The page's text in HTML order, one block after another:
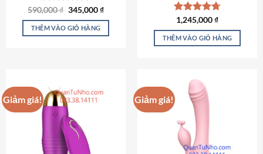
Được xếp
hạng4.79
5 sao
590,000₫ Giá
là:
590,000 ₫.
345,000₫Giá
tại
345,000 ₫.
THÊM VÀO GIỎ HÀNG
Được xếp
hạng4.73
5 sao
1,245,000₫
THÊM VÀO GIỎ HÀNG
Giảm giá! Giảm giá!